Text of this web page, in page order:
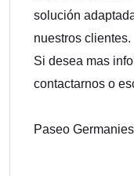
solución
nuestros clientes.
Si desea mas
contactarnos o
Paseo